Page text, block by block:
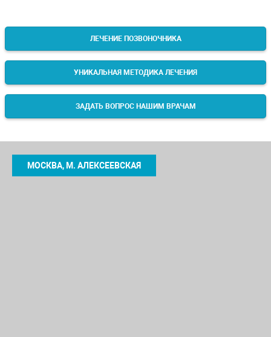
ЛЕЧЕНИЕ ПОЗВОНОЧНИКА
УНИКАЛЬНАЯ МЕТОДИКА ЛЕЧЕНИЯ
ЗАДАТЬ ВОПРОС НАШИМ ВРАЧАМ
МОСКВА, М. АЛЕКСЕЕВСКАЯ